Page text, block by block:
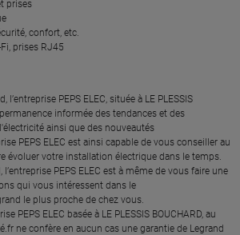
prises
confort, etc.​
prises RJ45​
PEPS ELEC, située à LE PLESSIS
informée des tendances et des
ainsi que des nouveautés
PEPS ELEC est ainsi capable de vous conseiller au
évoluer votre installation électrique dans le temps.
PEPS ELEC est à même de vous faire une
qui vous intéressent dans le
le plus proche de chez vous.​
PEPS ELEC basée à LE PLESSIS BOUCHARD, au
ne confère en aucun cas une garantie de Legrand